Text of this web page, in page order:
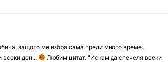
защото ме избра сама преди много време.
всеки ден...
Любим цитат: "Искам да спечеля всеки